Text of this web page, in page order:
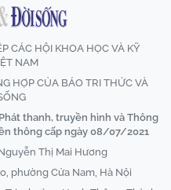
CÁC HỘI KHOA HỌC VÀ KỸ
NAM
HỢP CỦA BÁO TRI THỨC VÀ
thanh, truyền hình và Thông
thông cấp ngày 08/07/2021
Thị Mai Hương
phường Cửa Nam, Hà Nội